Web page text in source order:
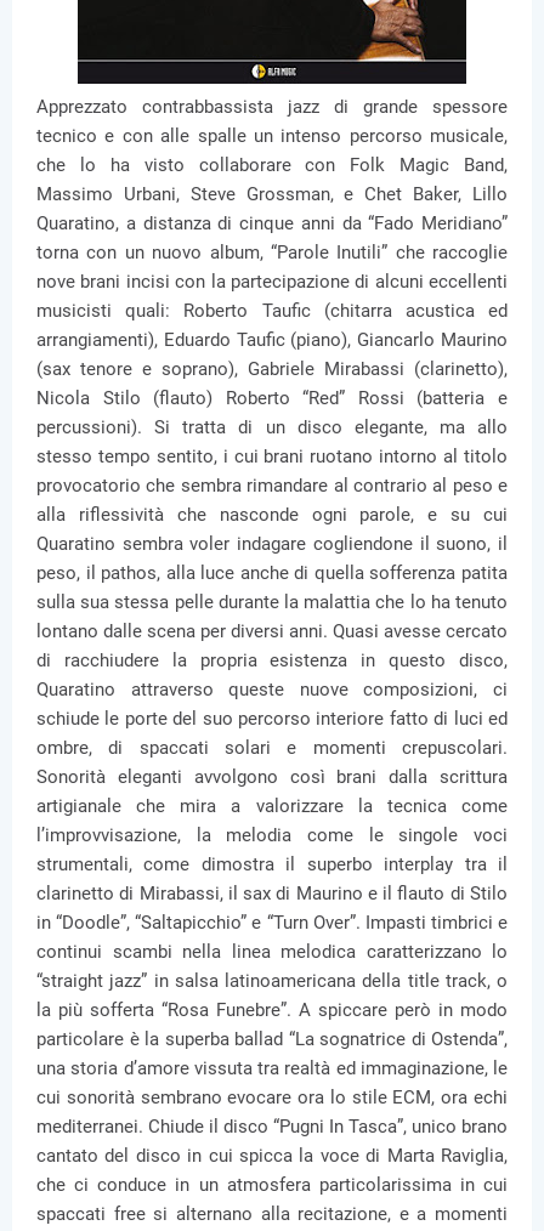
Apprezzato contrabbassista jazz di grande spessore
tecnico e con alle spalle un intenso percorso musicale,
che lo ha visto collaborare con Folk Magic Band,
Massimo Urbani, Steve Grossman, e Chet Baker, Lillo
Quaratino, a distanza di cinque anni da “Fado Meridiano”
torna con un nuovo album, “Parole Inutili” che raccoglie
nove brani incisi con la partecipazione di alcuni eccellenti
musicisti quali: Roberto Taufic (chitarra acustica ed
arrangiamenti), Eduardo Taufic (piano), Giancarlo Maurino
(sax tenore e soprano), Gabriele Mirabassi (clarinetto),
Nicola Stilo (flauto) Roberto “Red” Rossi (batteria e
percussioni). Si tratta di un disco elegante, ma allo
stesso tempo sentito, i cui brani ruotano intorno al titolo
provocatorio che sembra rimandare al contrario al peso e
alla riflessività che nasconde ogni parole, e su cui
Quaratino sembra voler indagare cogliendone il suono, il
peso, il pathos, alla luce anche di quella sofferenza patita
sulla sua stessa pelle durante la malattia che lo ha tenuto
lontano dalle scena per diversi anni. Quasi avesse cercato
di racchiudere la propria esistenza in questo disco,
Quaratino attraverso queste nuove composizioni, ci
schiude le porte del suo percorso interiore fatto di luci ed
ombre, di spaccati solari e momenti crepuscolari.
Sonorità eleganti avvolgono così brani dalla scrittura
artigianale che mira a valorizzare la tecnica come
l’improvvisazione, la melodia come le singole voci
strumentali, come dimostra il superbo interplay tra il
clarinetto di Mirabassi, il sax di Maurino e il flauto di Stilo
in “Doodle”, “Saltapicchio” e “Turn Over”. Impasti timbrici e
continui scambi nella linea melodica caratterizzano lo
“straight jazz” in salsa latinoamericana della title track, o
la più sofferta “Rosa Funebre”. A spiccare però in modo
particolare è la superba ballad “La sognatrice di Ostenda”,
una storia d’amore vissuta tra realtà ed immaginazione, le
cui sonorità sembrano evocare ora lo stile ECM, ora echi
mediterranei. Chiude il disco “Pugni In Tasca”, unico brano
cantato del disco in cui spicca la voce di Marta Raviglia,
che ci conduce in un atmosfera particolarissima in cui
spaccati free si alternano alla recitazione, e a momenti